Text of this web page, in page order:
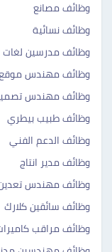
وظائف مصانع
وظائف نسائية
وظائف مدرسين لغات
وظائف مهندس
وظائف مهندس
وظائف طبيب بيطري
وظائف الدعم الفني
وظائف مدير انتاج
وظائف مهندس
وظائف سائقين كلارك
وظائف مراقب